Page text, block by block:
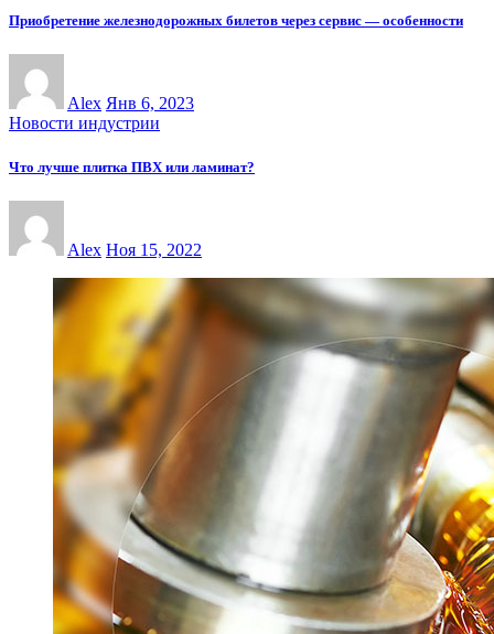
Приобретение железнодорожных билетов через сервис — особенности
Alex Янв 6, 2023
Новости индустрии
Что лучше плитка ПВХ или ламинат?
Alex Ноя 15, 2022